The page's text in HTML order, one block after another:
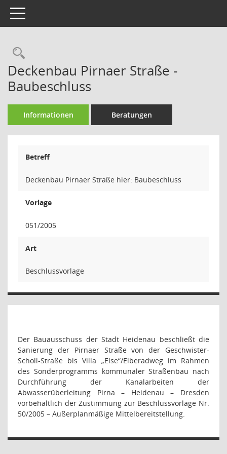
Toggle navigation
Rechercheauswahl
Deckenbau Pirnaer Straße -
Baubeschluss
Informationen Beratungen
Betreff
Deckenbau Pirnaer Straße hier: Baubeschluss
Vorlage
051/2005
Art
Beschlussvorlage
Der Bauausschuss der Stadt Heidenau beschließt die
Sanierung der Pirnaer Straße von der Geschwister-
Scholl-Straße bis Villa „Else“/Elberadweg im Rahmen
des Sonderprogramms kommunaler Straßenbau nach
Durchführung der Kanalarbeiten der
Abwasserüberleitung Pirna – Heidenau – Dresden
vorbehaltlich der Zustimmung zur Beschlussvorlage Nr.
50/2005 – Außerplanmäßige Mittelbereitstellung.